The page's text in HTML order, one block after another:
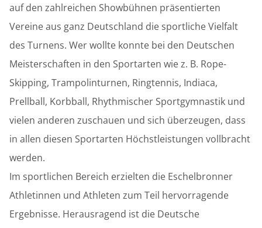
auf den zahlreichen Showbühnen präsentierten
Vereine aus ganz Deutschland die sportliche Vielfalt
des Turnens. Wer wollte konnte bei den Deutschen
Meisterschaften in den Sportarten wie z. B. Rope-
Skipping, Trampolinturnen, Ringtennis, Indiaca,
Prellball, Korbball, Rhythmischer Sportgymnastik und
vielen anderen zuschauen und sich überzeugen, dass
in allen diesen Sportarten Höchstleistungen vollbracht
werden.
Im sportlichen Bereich erzielten die Eschelbronner
Athletinnen und Athleten zum Teil hervorragende
Ergebnisse. Herausragend ist die Deutsche